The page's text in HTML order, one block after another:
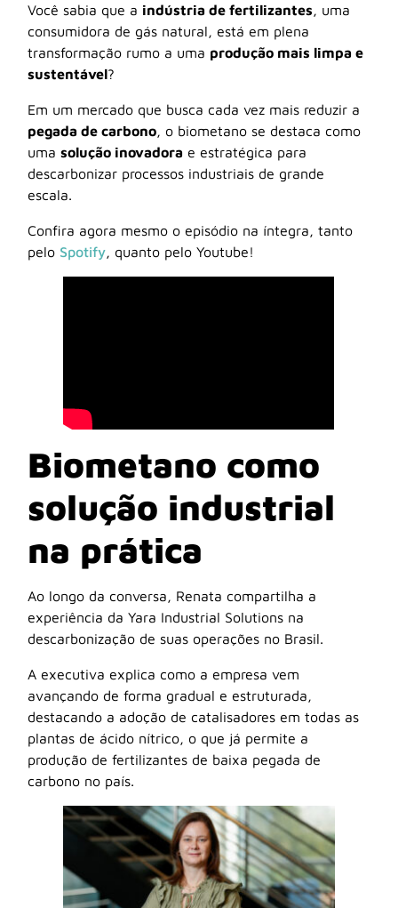
Você sabia que a indústria de fertilizantes , uma
consumidora de gás natural, está em plena
transformação rumo a uma produção mais limpa e
sustentável?
Em um mercado que busca cada vez mais reduzir a
pegada de carbono , o biometano se destaca como
umasolução inovadora e estratégica para
descarbonizar processos industriais de grande
escala.
Confira agora mesmo o episódio na íntegra, tanto
pelo Spotify , quanto pelo Youtube!
Biometano como
solução industrial
na prática
Ao longo da conversa, Renata compartilha a
experiência da Yara Industrial Solutions na
descarbonização de suas operações no Brasil.
A executiva explica como a empresa vem
avançando de forma gradual e estruturada,
destacando a adoção de catalisadores em todas as
plantas de ácido nítrico, o que já permite a
produção de fertilizantes de baixa pegada de
carbono no país.